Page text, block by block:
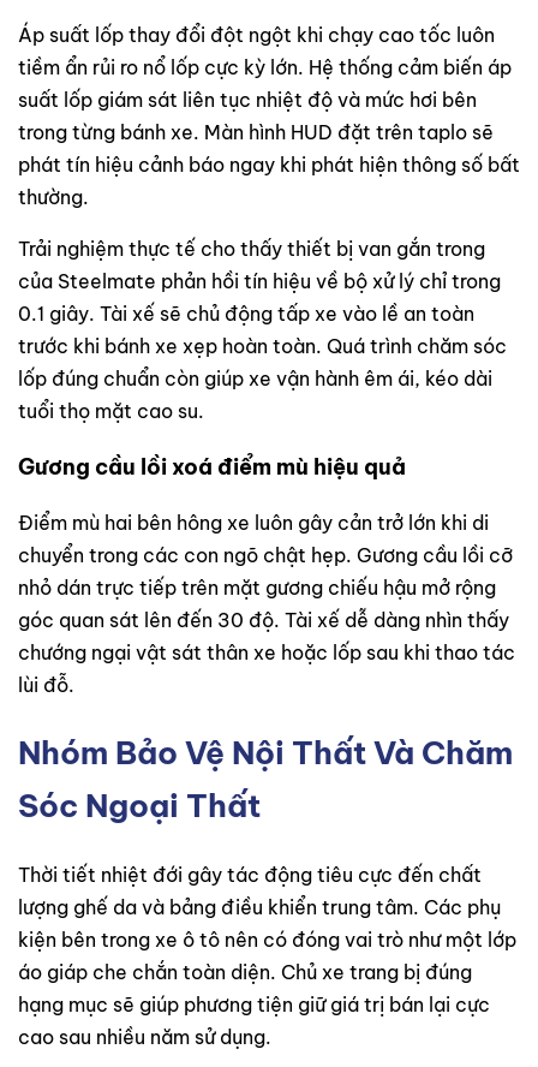
Áp suất lốp thay đổi đột ngột khi chạy cao tốc luôn
tiềm ẩn rủi ro nổ lốp cực kỳ lớn. Hệ thống cảm biến áp
suất lốp giám sát liên tục nhiệt độ và mức hơi bên
trong từng bánh xe. Màn hình HUD đặt trên taplo sẽ
phát tín hiệu cảnh báo ngay khi phát hiện thông số bất
thường.
Trải nghiệm thực tế cho thấy thiết bị van gắn trong
của Steelmate phản hồi tín hiệu về bộ xử lý chỉ trong
0.1 giây. Tài xế sẽ chủ động tấp xe vào lề an toàn
trước khi bánh xe xẹp hoàn toàn. Quá trình chăm sóc
lốp đúng chuẩn còn giúp xe vận hành êm ái, kéo dài
tuổi thọ mặt cao su.
Gương cầu lồi xoá điểm mù hiệu quả
Điểm mù hai bên hông xe luôn gây cản trở lớn khi di
chuyển trong các con ngõ chật hẹp. Gương cầu lồi cỡ
nhỏ dán trực tiếp trên mặt gương chiếu hậu mở rộng
góc quan sát lên đến 30 độ. Tài xế dễ dàng nhìn thấy
chướng ngại vật sát thân xe hoặc lốp sau khi thao tác
lùi đỗ.
Nhóm Bảo Vệ Nội Thất Và Chăm
Sóc Ngoại Thất
Thời tiết nhiệt đới gây tác động tiêu cực đến chất
lượng ghế da và bảng điều khiển trung tâm. Các phụ
kiện bên trong xe ô tô nên có đóng vai trò như một lớp
áo giáp che chắn toàn diện. Chủ xe trang bị đúng
hạng mục sẽ giúp phương tiện giữ giá trị bán lại cực
cao sau nhiều năm sử dụng.